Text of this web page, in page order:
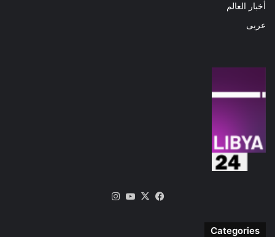
أخبار العالم
عربى
فيسبوك
‫X
‫YouTube
Categories